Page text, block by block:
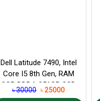
Dell Latitude 7490, Intel
Core I5 8th Gen, RAM
8GB DDR4, 256GB SSD
Storage, 14″...
৳ 30000 ৳ 25000